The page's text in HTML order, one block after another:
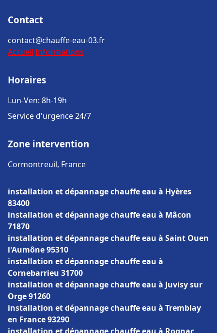
Contact
contact@chauffe-eau-03.fr
Accueil Informations
Horaires
Lun-Ven: 8h-19h
Service d'urgence 24/7
Zone intervention
Cormontreuil, France
installation et dépannage chauffe eau à Hyères
83400
installation et dépannage chauffe eau à Mâcon
71870
installation et dépannage chauffe eau à Saint Ouen
l'Aumône 95310
installation et dépannage chauffe eau à
Cornebarrieu 31700
installation et dépannage chauffe eau à Juvisy sur
Orge 91260
installation et dépannage chauffe eau à Tremblay
en France 93290